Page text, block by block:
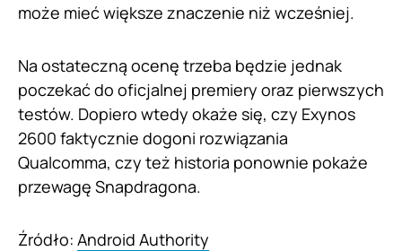
może mieć większe znaczenie niż wcześniej.
Na ostateczną ocenę trzeba będzie jednak
poczekać do oficjalnej premiery oraz pierwszych
testów. Dopiero wtedy okaże się, czy Exynos
2600 faktycznie dogoni rozwiązania
Qualcomma, czy też historia ponownie pokaże
przewagę Snapdragona.
Źródło: Android Authority